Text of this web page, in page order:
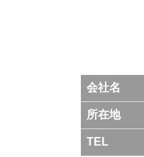
会社名
所在地
TEL